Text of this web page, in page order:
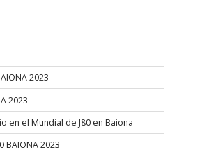
2023
2023
en el Mundial de J80 en Baiona
BAIONA 2023